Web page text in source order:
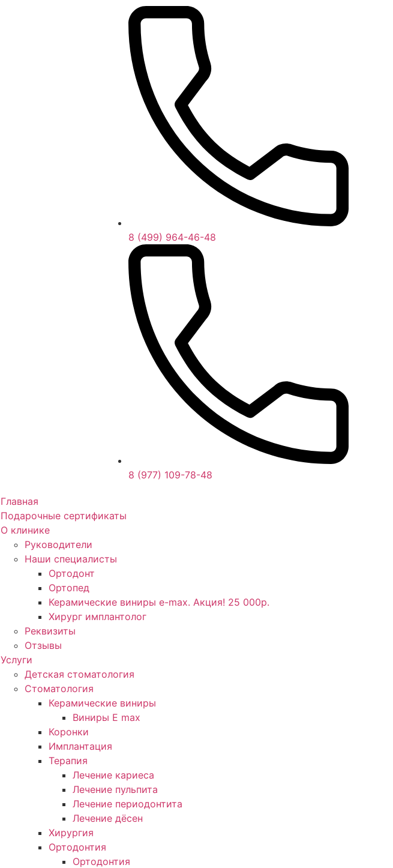
8 (499) 964-46-48
8 (977) 109-78-48
Главная
Подарочные сертификаты
О клинике
Руководители
Наши специалисты
Ортодонт
Ортопед
Керамические виниры e-max. Акция! 25 000р.
Хирург имплантолог
Реквизиты
Отзывы
Услуги
Детская стоматология
Стоматология
Керамические виниры
Виниры E max
Коронки
Имплантация
Терапия
Лечение кариеса
Лечение пульпита
Лечение периодонтита
Лечение дёсен
Хирургия
Ортодонтия
Ортодонтия